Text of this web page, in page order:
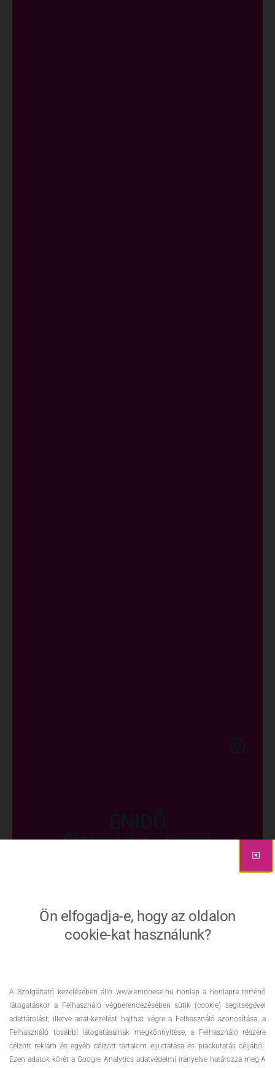
ÉNIDŐ
Életmód és Sport
Ön elfogadja-e, hogy az oldalon
cookie-kat használunk?
A Szolgáltató kezelésében álló www.enidoese.hu honlap a honlapra történő
látogatáskor a Felhasználó végberendezésében sütik (cookie) segítségével
adattárolást, illetve adat-kezelést hajthat végre a Felhasználó azonosítása, a
Felhasználó további látogatásainak megkönnyítése, a Felhasználó részére
célzott reklám és egyéb célzott tartalom eljuttatása és piackutatás céljából.
Ezen adatok körét a Google Analytics adatvédelmi irányelve határozza meg.A